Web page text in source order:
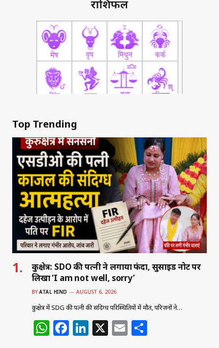
राशिफल
Top Trending
कुरुक्षेत्र: SDO की पत्नी ने लगाया फंदा, सुसाइड नोट पर
लिखा ‘I am not well, sorry’
BY ATAL HIND AUGUST 6, 2026
कुरुक्षेत्र में SDG की पत्नी की संदिग्ध परिस्थितियों में मौत, परिजनों ने…
W F Li X E